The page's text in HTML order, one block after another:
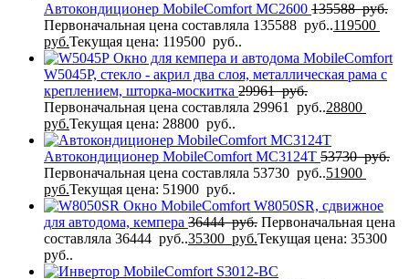
Автокондиционер MobileComfort MC2600 135588руб.
Первоначальная цена составляла 135588 руб..119500
руб.Текущая цена: 119500 руб..
Окно для кемпера и автодома MobileComfort
W5045P, стекло - акрил два слоя, металлическая рама с
креплением, шторка-москитка 29961руб.
Первоначальная цена составляла 29961 руб..28800
руб.Текущая цена: 28800 руб..
Автокондиционер MobileComfort MC3124T 53730руб.
Первоначальная цена составляла 53730 руб..51900
руб.Текущая цена: 51900 руб..
Окно MobileComfort W8050SR, сдвижное
для автодома, кемпера 36444руб. Первоначальная цена
составляла 36444 руб..35300 руб.Текущая цена: 35300
руб..